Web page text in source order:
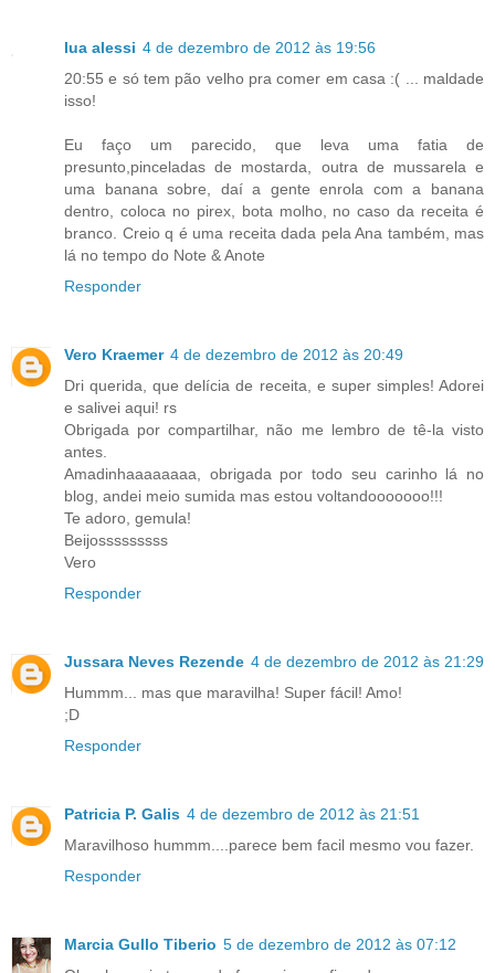
lua alessi 4 de dezembro de 2012 às 19:56
20:55 e só tem pão velho pra comer em casa :( ... maldade
isso!
Eu faço um parecido, que leva uma fatia de
presunto,pinceladas de mostarda, outra de mussarela e
uma banana sobre, daí a gente enrola com a banana
dentro, coloca no pirex, bota molho, no caso da receita é
branco. Creio q é uma receita dada pela Ana também, mas
lá no tempo do Note & Anote
Responder
Vero Kraemer 4 de dezembro de 2012 às 20:49
Dri querida, que delícia de receita, e super simples! Adorei
e salivei aqui! rs
Obrigada por compartilhar, não me lembro de tê-la visto
antes.
Amadinhaaaaaaaa, obrigada por todo seu carinho lá no
blog, andei meio sumida mas estou voltandooooooo!!!
Te adoro, gemula!
Beijosssssssss
Vero
Responder
Jussara Neves Rezende 4 de dezembro de 2012 às 21:29
Hummm... mas que maravilha! Super fácil! Amo!
;D
Responder
Patricia P. Galis 4 de dezembro de 2012 às 21:51
Maravilhoso hummm....parece bem facil mesmo vou fazer.
Responder
Marcia Gullo Tiberio 5 de dezembro de 2012 às 07:12